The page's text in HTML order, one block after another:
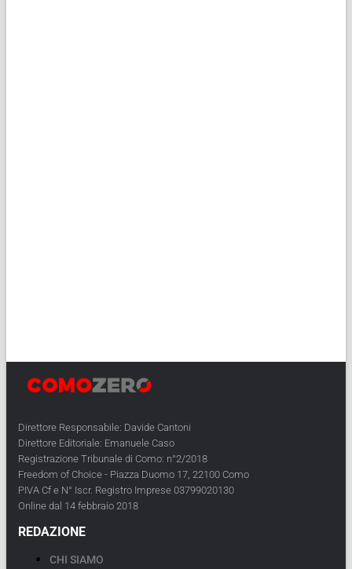
Direttore Responsabile: Davide Cantoni
Direttore Editoriale: Emanuele Caso
Registrazione Tribunale di Como: n°2/2018
Freedom of Choice - Piazza Duomo 17, 22100 Como
PIVA Cf e N° Iscr. Registro Imprese 03799020130
Online dal 14 febbraio 2018
REDAZIONE
CHI SIAMO